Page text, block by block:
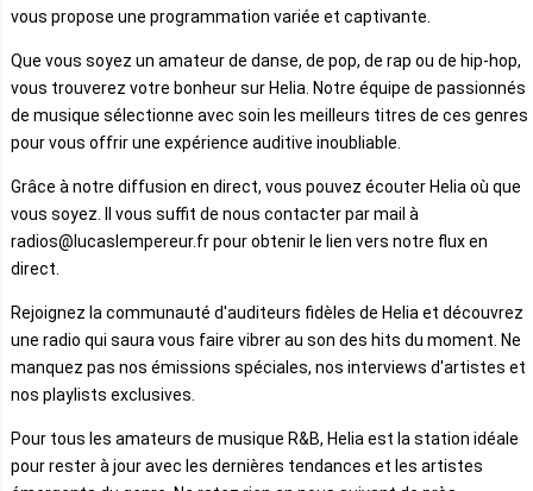
vous propose une programmation variée et captivante.
Que vous soyez un amateur de danse, de pop, de rap ou de hip-hop,
vous trouverez votre bonheur sur Helia. Notre équipe de passionnés
de musique sélectionne avec soin les meilleurs titres de ces genres
pour vous offrir une expérience auditive inoubliable.
Grâce à notre diffusion en direct, vous pouvez écouter Helia où que
vous soyez. Il vous suffit de nous contacter par mail à
radios@lucaslempereur.fr pour obtenir le lien vers notre flux en
direct.
Rejoignez la communauté d'auditeurs fidèles de Helia et découvrez
une radio qui saura vous faire vibrer au son des hits du moment. Ne
manquez pas nos émissions spéciales, nos interviews d'artistes et
nos playlists exclusives.
Pour tous les amateurs de musique R&B, Helia est la station idéale
pour rester à jour avec les dernières tendances et les artistes